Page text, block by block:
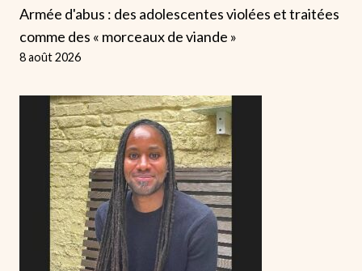
Armée d'abus : des adolescentes violées et traitées
comme des « morceaux de viande »
8 août 2026